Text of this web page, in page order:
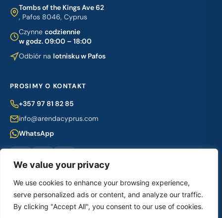
We value your privacy
We use cookies to enhance your browsing experience,
serve personalized ads or content, and analyze our traffic.
By clicking "Accept All", you consent to our use of cookies.
Tombs of the Kings Ave 62
, Pafos 8046, Cyprus
Czynne codziennie
w godz. 09:00 – 18:00
Odbiór na lotnisku w Pafos
PROSIMY O KONTAKT
+357 97 81 82 85
info@arendacyprus.com
WhatsApp
© 2018-2026 M&K Cyprus Investments Ltd · Warunki· Polityka
prywatności